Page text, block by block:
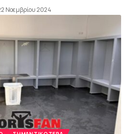
Νοεμβρίου 2024